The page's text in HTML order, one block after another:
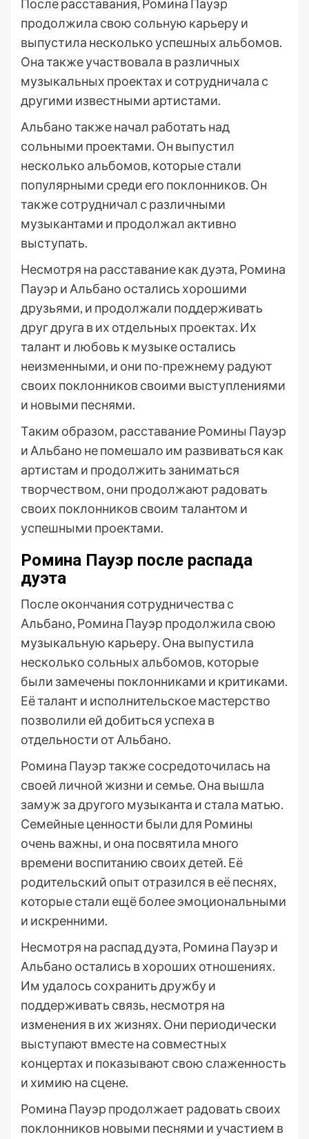
После расставания, Ромина Пауэр
продолжила свою сольную карьеру и
выпустила несколько успешных альбомов.
Она также участвовала в различных
музыкальных проектах и сотрудничала с
другими известными артистами.
Альбано также начал работать над
сольными проектами. Он выпустил
несколько альбомов, которые стали
популярными среди его поклонников. Он
также сотрудничал с различными
музыкантами и продолжал активно
выступать.
Несмотря на расставание как дуэта, Ромина
Пауэр и Альбано остались хорошими
друзьями, и продолжали поддерживать
друг друга в их отдельных проектах. Их
талант и любовь к музыке остались
неизменными, и они по-прежнему радуют
своих поклонников своими выступлениями
и новыми песнями.
Таким образом, расставание Ромины Пауэр
и Альбано не помешало им развиваться как
артистам и продолжить заниматься
творчеством, они продолжают радовать
своих поклонников своим талантом и
успешными проектами.
Ромина Пауэр после распада
дуэта
После окончания сотрудничества с
Альбано, Ромина Пауэр продолжила свою
музыкальную карьеру. Она выпустила
несколько сольных альбомов, которые
были замечены поклонниками и критиками.
Её талант и исполнительское мастерство
позволили ей добиться успеха в
отдельности от Альбано.
Ромина Пауэр также сосредоточилась на
своей личной жизни и семье. Она вышла
замуж за другого музыканта и стала матью.
Семейные ценности были для Ромины
очень важны, и она посвятила много
времени воспитанию своих детей. Её
родительский опыт отразился в её песнях,
которые стали ещё более эмоциональными
и искренними.
Несмотря на распад дуэта, Ромина Пауэр и
Альбано остались в хороших отношениях.
Им удалось сохранить дружбу и
поддерживать связь, несмотря на
изменения в их жизнях. Они периодически
выступают вместе на совместных
концертах и показывают свою слаженность
и химию на сцене.
Ромина Пауэр продолжает радовать своих
поклонников новыми песнями и участием в